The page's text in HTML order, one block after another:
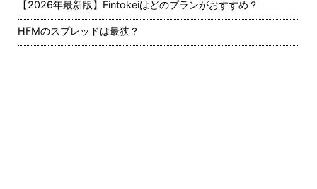
【2026年最新版】Fintokeiはどのプランがおすすめ？
HFMのスプレッドは最狭？